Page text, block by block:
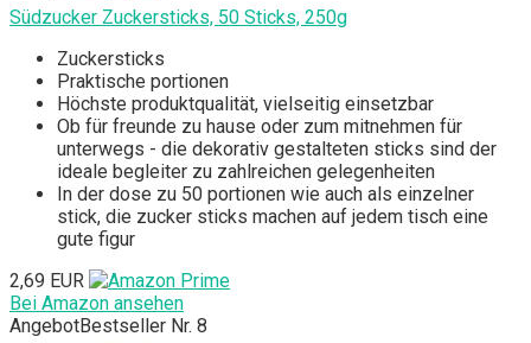
Südzucker Zuckersticks, 50 Sticks, 250g
Zuckersticks
Praktische portionen
Höchste produktqualität, vielseitig einsetzbar
Ob für freunde zu hause oder zum mitnehmen für
unterwegs - die dekorativ gestalteten sticks sind der
ideale begleiter zu zahlreichen gelegenheiten
In der dose zu 50 portionen wie auch als einzelner
stick, die zucker sticks machen auf jedem tisch eine
gute figur
2,69 EUR
Bei Amazon ansehen
AngebotBestseller Nr. 8